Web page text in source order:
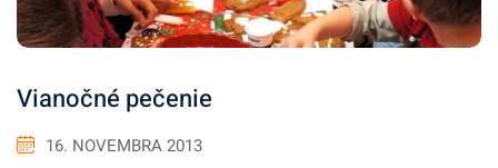
Vianočné pečenie
16. NOVEMBRA 2013